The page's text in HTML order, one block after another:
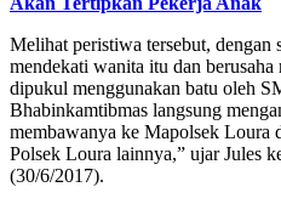
Melihat peristiwa tersebut, dengan
mendekati wanita itu dan
dipukul menggunakan batu oleh
Bhabinkamtibmas langsung
membawanya ke Mapolsek Loura
Polsek Loura lainnya,” ujar Jules
(30/6/2017).